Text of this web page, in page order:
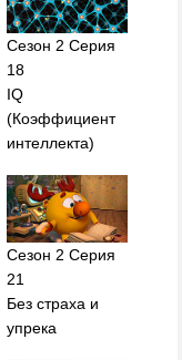
Сезон 2 Серия
18
IQ
(Коэффициент
интеллекта)
Сезон 2 Серия
21
Без страха и
упрека